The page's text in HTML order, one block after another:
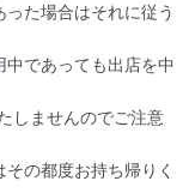
た場合はそれに従う
であっても出店を中
しませんのでご注意
の都度お持ち帰りく